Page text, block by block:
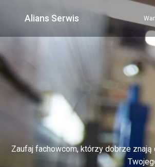
Alians Serwis
Zaufaj fachowcom, którzy dobrze